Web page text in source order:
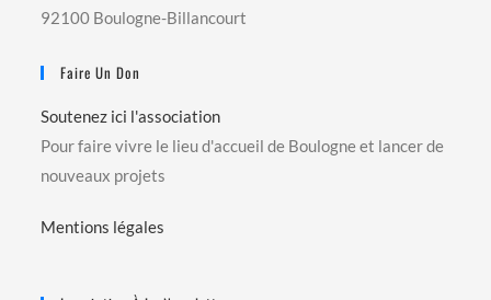
92100 Boulogne-Billancourt
Faire Un Don
Soutenez ici l'association
Pour faire vivre le lieu d'accueil de Boulogne et lancer de
nouveaux projets
Mentions légales